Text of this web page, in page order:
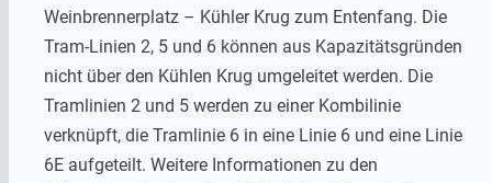
Weinbrennerplatz – Kühler Krug zum Entenfang. Die
Tram-Linien 2, 5 und 6 können aus Kapazitätsgründen
nicht über den Kühlen Krug umgeleitet werden. Die
Tramlinien 2 und 5 werden zu einer Kombilinie
verknüpft, die Tramlinie 6 in eine Linie 6 und eine Linie
6E aufgeteilt. Weitere Informationen zu den